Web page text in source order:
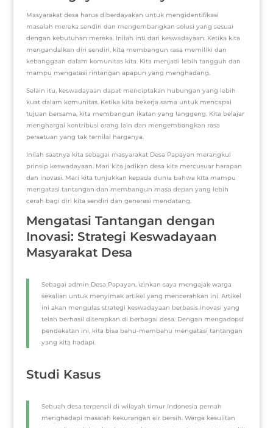
Masyarakat desa harus diberdayakan untuk mengidentifikasi
masalah mereka sendiri dan mengembangkan solusi yang sesuai
dengan kebutuhan mereka. Inilah inti dari keswadayaan. Ketika kita
mengandalkan diri sendiri, kita membangun rasa memiliki dan
kebanggaan dalam komunitas kita. Kita menjadi lebih tangguh dan
mampu mengatasi rintangan apapun yang menghadang.
Selain itu, keswadayaan dapat menciptakan hubungan yang lebih
kuat dalam komunitas. Ketika kita bekerja sama untuk mencapai
tujuan bersama, kita membangun ikatan yang langgeng. Kita belajar
menghargai kontribusi orang lain dan mengembangkan rasa
persatuan yang tak ternilai harganya.
Inilah saatnya kita sebagai masyarakat Desa Papayan merangkul
prinsip keswadayaan. Mari kita jadikan desa kita mercusuar harapan
dan inovasi. Mari kita tunjukkan kepada dunia bahwa kita mampu
mengatasi tantangan dan membangun masa depan yang lebih
cerah bagi diri kita sendiri dan generasi mendatang.
Mengatasi Tantangan dengan
Inovasi: Strategi Keswadayaan
Masyarakat Desa
Sebagai admin Desa Papayan, izinkan saya mengajak warga
sekalian untuk menyimak artikel yang mencerahkan ini. Artikel
ini akan mengulas strategi keswadayaan berbasis inovasi yang
telah berhasil diterapkan di berbagai desa. Dengan mengadopsi
pendekatan ini, kita bisa bahu-membahu mengatasi tantangan
yang kita hadapi.
Studi Kasus
Sebuah desa terpencil di wilayah timur Indonesia pernah
menghadapi masalah kekurangan air bersih. Warga kesulitan